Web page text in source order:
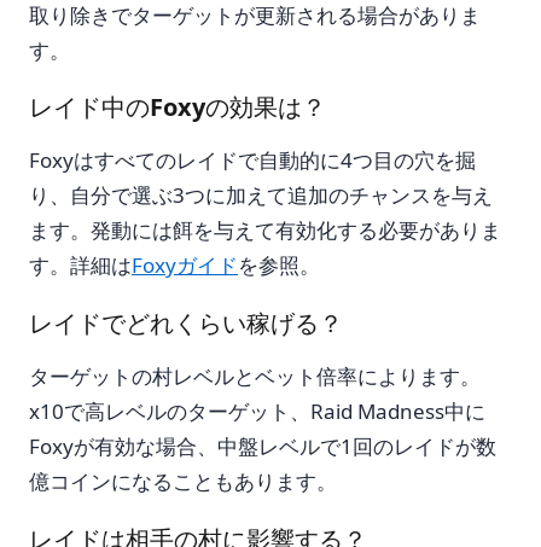
取り除きでターゲットが更新される場合がありま
す。
レイド中のFoxyの効果は？
Foxyはすべてのレイドで自動的に4つ目の穴を掘
り、自分で選ぶ3つに加えて追加のチャンスを与え
ます。発動には餌を与えて有効化する必要がありま
す。詳細はFoxyガイドを参照。
レイドでどれくらい稼げる？
ターゲットの村レベルとベット倍率によります。
x10で高レベルのターゲット、Raid Madness中に
Foxyが有効な場合、中盤レベルで1回のレイドが数
億コインになることもあります。
レイドは相手の村に影響する？